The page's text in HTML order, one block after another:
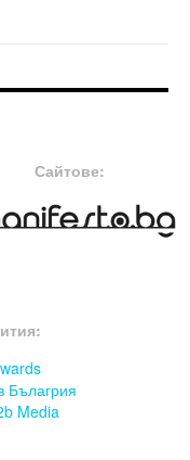
Сайтове:
Бълагрия
Media